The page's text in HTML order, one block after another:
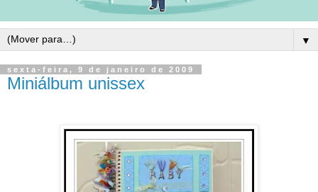
▼
sexta-feira, 9 de janeiro de 2009
Miniálbum unissex